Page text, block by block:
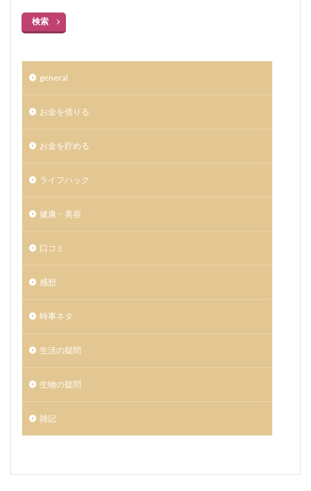
検索
general
お金を借りる
お金を貯める
ライフハック
健康・美容
口コミ
感想
時事ネタ
生活の疑問
生物の疑問
雑記